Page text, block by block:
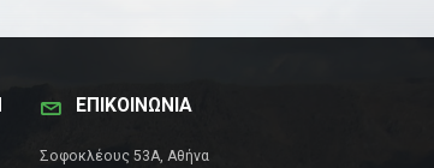
ΕΠΙΚΟΙΝΩΝΊΑ
Σοφοκλέους 53Α, Αθήνα